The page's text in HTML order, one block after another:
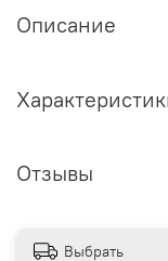
Описание
Отзывы
Выбрать